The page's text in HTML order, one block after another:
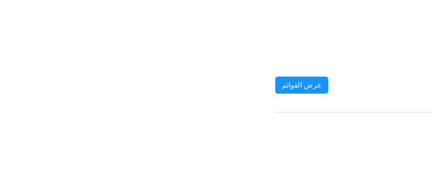
عرض القوائم